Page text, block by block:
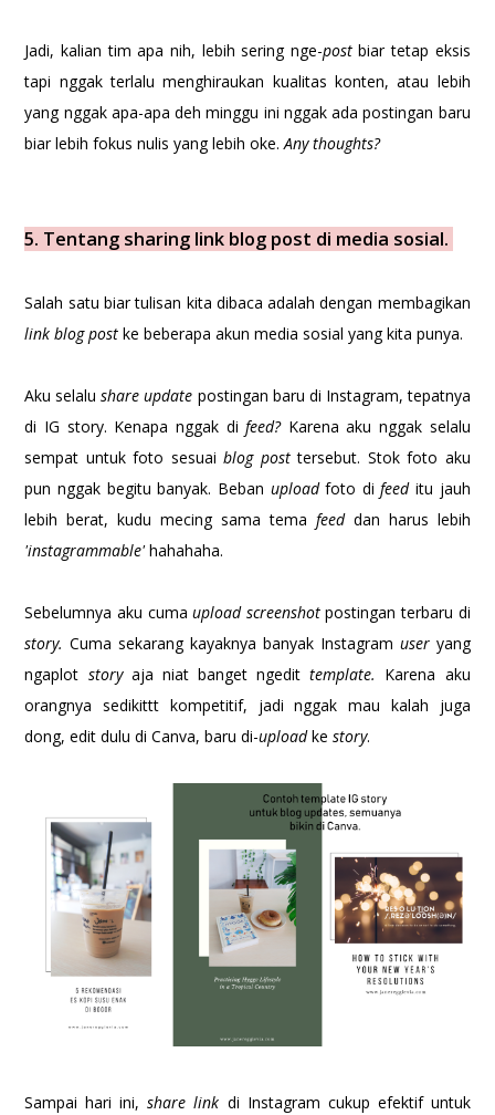
Jadi, kalian tim apa nih, lebih sering nge-postbiar tetap eksis
tapi nggak terlalu menghiraukan kualitas konten, atau lebih
yang nggak apa-apa deh minggu ini nggak ada postingan baru
biar lebih fokus nulis yang lebih oke.Any thoughts?
5. Tentang sharing link blog post di media sosial.
Salah satu biar tulisan kita dibaca adalah dengan membagikan
link blog post ke beberapa akun media sosial yang kita punya.
Aku selalushare update postingan baru di Instagram, tepatnya
di IG story. Kenapa nggak difeed?Karena aku nggak selalu
sempat untuk foto sesuaiblog posttersebut. Stok foto aku
pun nggak begitu banyak. Beban uploadfoto difeed itu jauh
lebih berat, kudu mecing sama tema feed dan harus lebih
'instagrammable'hahahaha.
Sebelumnya aku cumaupload screenshotpostingan terbaru di
story.Cuma sekarang kayaknya banyak Instagram useryang
ngaplot story aja niat banget ngedittemplate. Karena aku
orangnya sedikittt kompetitif, jadi nggak mau kalah juga
dong, edit dulu di Canva, baru di-uploadkestory.
Sampai hari ini,share link di Instagram cukup efektif untuk